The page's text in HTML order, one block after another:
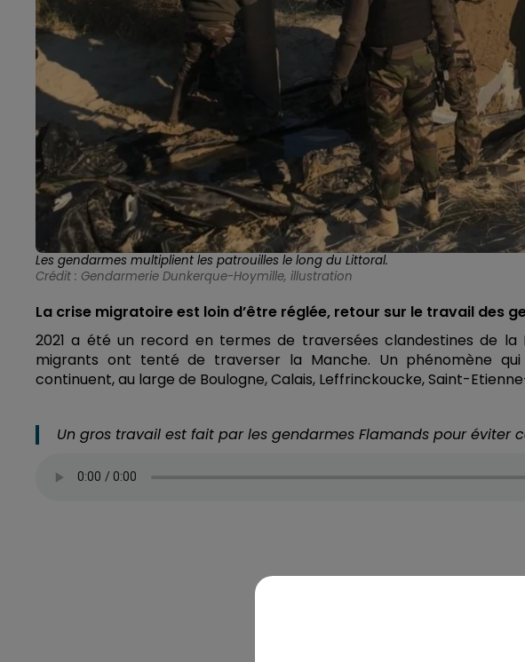
Les gendarmes multiplient les patrouilles le long du Littoral.
Crédit : Gendarmerie Dunkerque-Hoymille, illustration
La crise migratoire est loin d’être réglée, retour sur le travail des
2021 a été un record en termes de traversées clandestines de la
migrants ont tenté de traverser la Manche. Un phénomène
continuent, au large de Boulogne, Calais, Leffrinckoucke, Saint-
Un gros travail est fait par les gendarmes Flamands pour éviter